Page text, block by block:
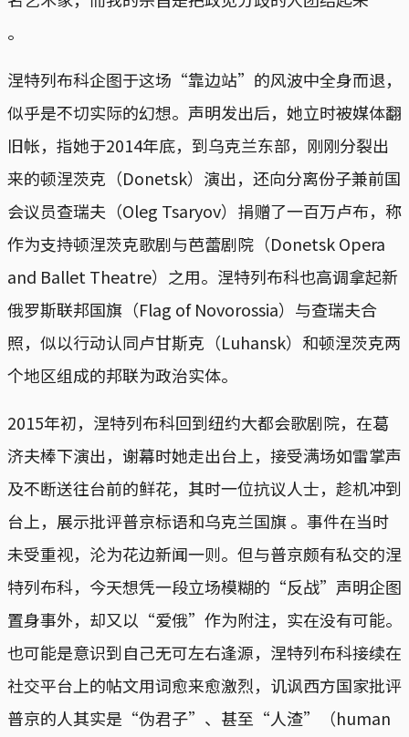
。
涅特列布科企图于这场“靠边站”的风波中全身而退，
似乎是不切实际的幻想。声明发出后，她立时被媒体翻
旧帐，指她于2014年底，到乌克兰东部，刚刚分裂出
来的顿涅茨克（Donetsk）演出，还向分离份子兼前国
会议员查瑞夫（Oleg Tsaryov）捐赠了一百万卢布，称
作为支持顿涅茨克歌剧与芭蕾剧院（Donetsk Opera
and Ballet Theatre）之用。涅特列布科也高调拿起新
俄罗斯联邦国旗（Flag of Novorossia）与查瑞夫合
照，似以行动认同卢甘斯克（Luhansk）和顿涅茨克两
个地区组成的邦联为政治实体。
2015年初，涅特列布科回到纽约大都会歌剧院，在葛
济夫棒下演出，谢幕时她走出台上，接受满场如雷掌声
及不断送往台前的鲜花，其时一位抗议人士，趁机冲到
台上，展示批评普京标语和乌克兰国旗 。事件在当时
未受重视，沦为花边新闻一则。但与普京颇有私交的涅
特列布科，今天想凭一段立场模糊的“反战”声明企图
置身事外，却又以“爱俄”作为附注，实在没有可能。
也可能是意识到自己无可左右逢源，涅特列布科接续在
社交平台上的帖文用词愈来愈激烈，讥讽西方国家批评
普京的人其实是“伪君子”、甚至“人渣”（human